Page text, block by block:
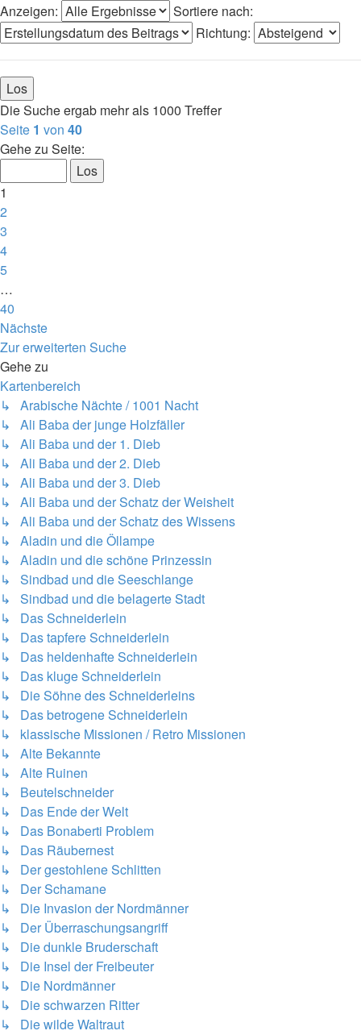
Anzeigen:
Sortiere nach:
Richtung:
Die Suche ergab mehr als 1000 Treffer
Seite 1 von 40
Gehe zu Seite:
1
2
3
4
5
…
40
Nächste
Zur erweiterten Suche
Gehe zu
Kartenbereich
↳ Arabische Nächte / 1001 Nacht
↳ Ali Baba der junge Holzfäller
↳ Ali Baba und der 1. Dieb
↳ Ali Baba und der 2. Dieb
↳ Ali Baba und der 3. Dieb
↳ Ali Baba und der Schatz der Weisheit
↳ Ali Baba und der Schatz des Wissens
↳ Aladin und die Öllampe
↳ Aladin und die schöne Prinzessin
↳ Sindbad und die Seeschlange
↳ Sindbad und die belagerte Stadt
↳ Das Schneiderlein
↳ Das tapfere Schneiderlein
↳ Das heldenhafte Schneiderlein
↳ Das kluge Schneiderlein
↳ Die Söhne des Schneiderleins
↳ Das betrogene Schneiderlein
↳ klassische Missionen / Retro Missionen
↳ Alte Bekannte
↳ Alte Ruinen
↳ Beutelschneider
↳ Das Ende der Welt
↳ Das Bonaberti Problem
↳ Das Räubernest
↳ Der gestohlene Schlitten
↳ Der Schamane
↳ Die Invasion der Nordmänner
↳ Der Überraschungsangriff
↳ Die dunkle Bruderschaft
↳ Die Insel der Freibeuter
↳ Die Nordmänner
↳ Die schwarzen Ritter
↳ Die wilde Waltraut